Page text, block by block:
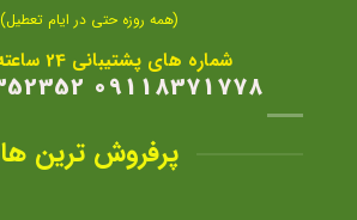
(همه روزه حتی در ایام تعطیل)
شماره های پشتیبانی 24 ساعته
09118371778 02645352352
پرفروش ترین ها